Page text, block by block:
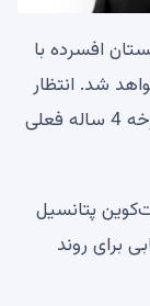
افسرده با
شد. انتظار
می‌رود آخرین حفره تاریخی حفظ شده در چرخه 4 ساله فعلی
پتانسیل
برای روند